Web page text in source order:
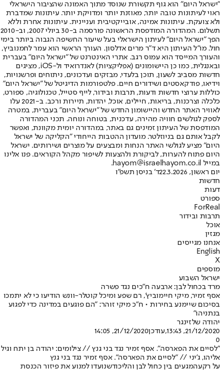
"ישראל היום" הוא גוף תקשורת שנוסד מתוך האמונה שהציבור הישראלי
ראוי לעיתונות טובה יותר, מאוזנת יותר ומדויקת יותר. עיתונות שמדברת
ולא צועקת. עיתונות אמינה, אובייקטיבית ועניינית. עיתונות אחרת וללא
תשלום. המהדורה המודפסת הראשונה פורסמה ב-30 ביולי 2007, וב-2010
הפך "ישראל היום" לעיתון הישראלי בעל שיעור החשיפה הגבוה ביותר בימי
חול. מו"ל העיתון היא ד"ר מרים אדלסון. העורך הראשי הוא עמר לחמנוביץ,
והעורך המייסד הוא עמוס רגב. אתרי האינטרנט של "ישראל היום" בעברית
ובאנגלית, כמו כן היישומונים (אפליקציות) לאנדרואיד ול-iOS, מציגים
חדשות מסביב לשעון, תוכן בלעדי, מבזקים ועדכונים, ניתוחים ופרשנויות,
וידיאו, פודקאסטים ושידורים חיים. פלטפורמות הדיגיטל של "ישראל היום"
כוללות ערוצי חדשות ודעות, תרבות ובידור, לייף סטייל, טכנולוגיה, ספורט,
כלכלה וצרכנות, בריאות, חיילים, אוכל, יהדות, תיירות ורכב. ב-2021 עלו
לאוויר האתר החדש והיישומון החדש של "ישראל היום" בעברית, במטרה
לספק לגולשים חוויה מהירה, עדכנית, בטוחה ונוחה. תכני המהדורה
המודפסת של העיתון זמינים גם באתר, במהדורה יומית מקוונת, ואפשר
לקבל אותם גם בניוזלטר. מועדון ההטבות הייחודי "הקליקה של ישראל
היום" מציע לגולשי האתר הנחות ומבצעים על מוצרים ושירותים. ישראל
היום פתוח להערות, לביקורת ולהצעות לשיפור מקהל הקוראים. פנו אלינו
במייל hayom@israelhayom.co.il.
יום ראשון, 22.3.2026
ד' בניסן תשפ"ו
חדשות
דעות
ספורט
ForReal
תרבות ובידור
אוכל
מגזין
אנחנו מגייסים
English
X
מוספים
ישראל השבוע
מרד בכחול לבן: ארבעה ח"כים נגד פשרה
אסף זמיר, מיקי חיימוביץ', רם שפע ומיכל קוטלר-וונש הודיעו כי לא יתמכו
בסיכום שיימנע בחירות • ח"כ מיקי זוהר: "הם פוגעים במדינה כדי לפגוע
בנתניהו"
יהודה שלזינגר
21/12/2020, 13:43
,עודכן21/12/2020, 14:05
0
"לסיים את הפארסה". אסף זמיר נגד בני גנץ // צילומים: יהודה בן יתח וגיל
אליהו, ג'יני // "לסיים את הפארסה". אסף זמיר נגד בני גנץ
על רקעהמגעים בין כחול לבן והליכודשנועדו למנוע את פיזור הכנסת